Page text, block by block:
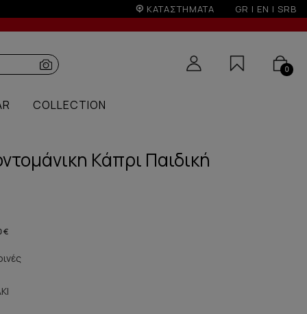
ΚΑΤΑΣΤΗΜΑΤΑ GR | EN | SRB
0
COLLECTION
Κάπρι Παιδική
€